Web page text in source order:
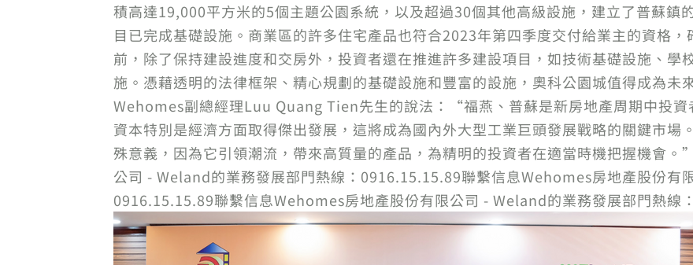
積高達19,000平方米的5個主題公園系統，以及超過30個其他高級設施，建立了普蘇鎮
目已完成基礎設施。商業區的許多住宅產品也符合2023年第四季度交付給業主的資格
前，除了保持建設進度和交房外，投資者還在推進許多建設項目，如技術基礎設施、學
施。憑藉透明的法律框架、精心規劃的基礎設施和豐富的設施，奧科公園城值得成為未
Wehomes副總經理Luu Quang Tien先生的說法：“福燕、普蘇是新房地產周期中投資
資本特別是經濟方面取得傑出發展，這將成為國內外大型工業巨頭發展戰略的關鍵市場
殊意義，因為它引領潮流，帶來高質量的產品，為精明的投資者在適當時機把握機會
公司 - Weland的業務發展部門熱線：0916.15.15.89聯繫信息Wehomes房地產股份有
0916.15.15.89聯繫信息Wehomes房地產股份有限公司 - Weland的業務發展部門熱線